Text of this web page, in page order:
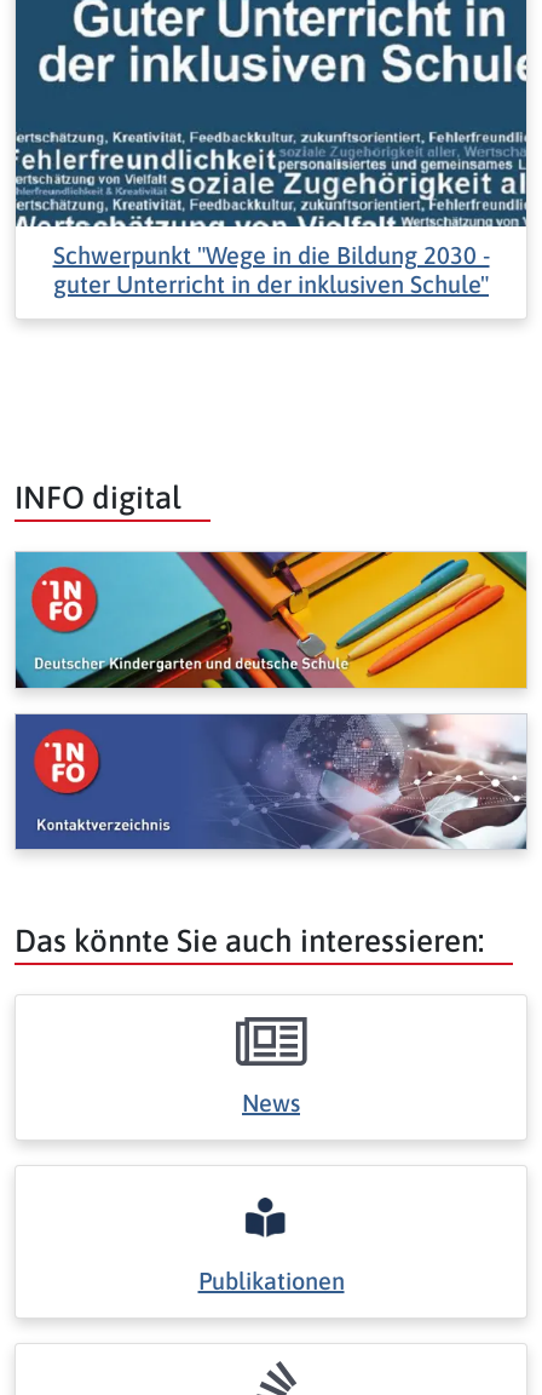
Schwerpunkt "Wege in die Bildung 2030 -
guter Unterricht in der inklusiven Schule"
INFO digital
Das könnte Sie auch interessieren:
News
Publikationen